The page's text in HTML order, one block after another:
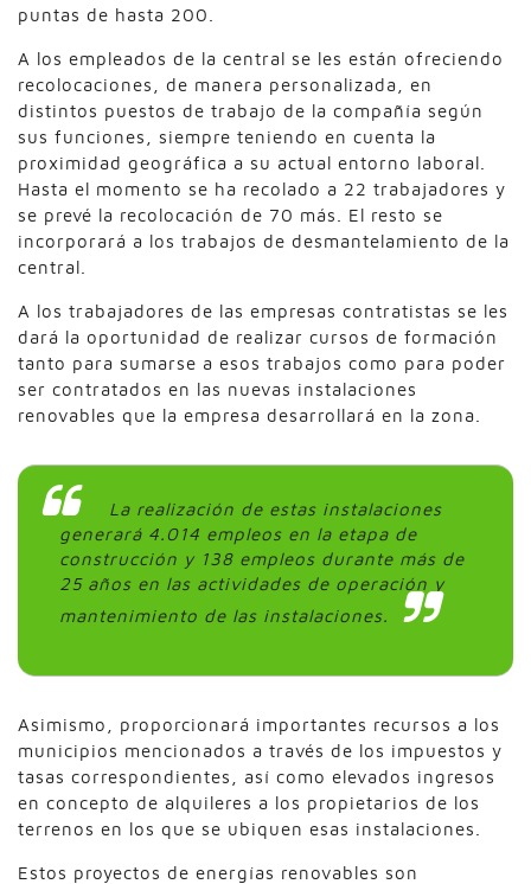
puntas de hasta 200.
A los empleados de la central se les están ofreciendo
recolocaciones, de manera personalizada, en
distintos puestos de trabajo de la compañía según
sus funciones, siempre teniendo en cuenta la
proximidad geográfica a su actual entorno laboral.
Hasta el momento se ha recolado a 22 trabajadores y
se prevé la recolocación de 70 más. El resto se
incorporará a los trabajos de desmantelamiento de la
central.
A los trabajadores de las empresas contratistas se les
dará la oportunidad de realizar cursos de formación
tanto para sumarse a esos trabajos como para poder
ser contratados en las nuevas instalaciones
renovables que la empresa desarrollará en la zona.
La realización de estas instalaciones
generará 4.014 empleos en la etapa de
construcción y 138 empleos durante más de
25 años en las actividades de operación y
mantenimiento de las instalaciones.
Asimismo, proporcionará importantes recursos a los
municipios mencionados a través de los impuestos y
tasas correspondientes, así como elevados ingresos
en concepto de alquileres a los propietarios de los
terrenos en los que se ubiquen esas instalaciones.
Estos proyectos de energías renovables son